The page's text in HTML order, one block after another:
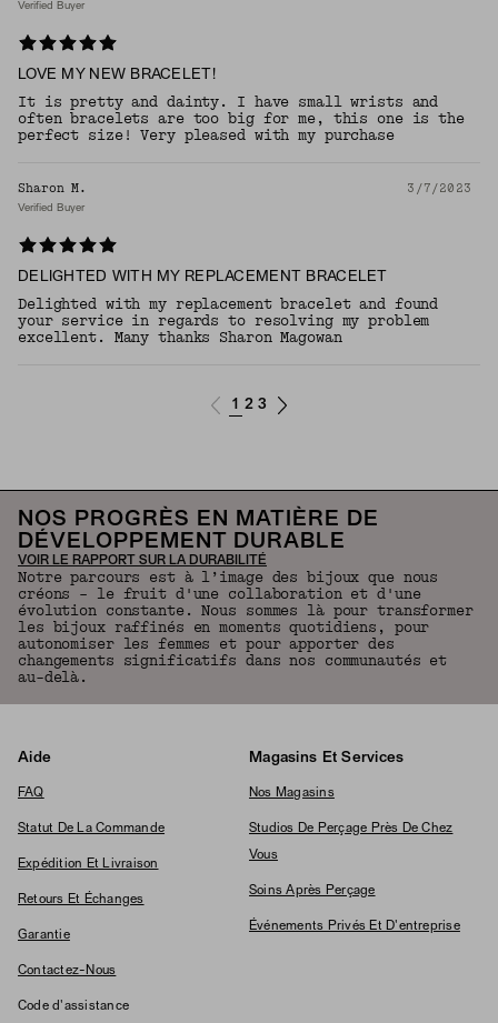
Verified Buyer
LOVE MY NEW BRACELET!
It is pretty and dainty. I have small wrists and
often bracelets are too big for me, this one is the
perfect size! Very pleased with my purchase
Sharon M. 3/7/2023
Verified Buyer
DELIGHTED WITH MY REPLACEMENT BRACELET
Delighted with my replacement bracelet and found
your service in regards to resolving my problem
excellent. Many thanks Sharon Magowan
1 2 3
NOS PROGRÈS EN MATIÈRE DE
DÉVELOPPEMENT DURABLE
VOIR LE RAPPORT SUR LA DURABILITÉ
Notre parcours est à l’image des bijoux que nous
créons – le fruit d'une collaboration et d'une
évolution constante. Nous sommes là pour transformer
les bijoux raffinés en moments quotidiens, pour
autonomiser les femmes et pour apporter des
changements significatifs dans nos communautés et
au-delà.
Aide
FAQ
Statut De La Commande
Expédition Et Livraison
Retours Et Échanges
Garantie
Contactez-Nous
Code d'assistance
Magasins Et Services
Nos Magasins
Studios De Perçage Près De Chez
Vous
Soins Après Perçage
Événements Privés Et D'entreprise